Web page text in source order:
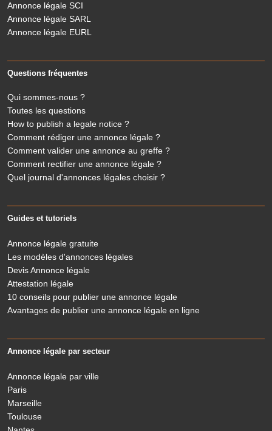
Annonce légale SCI
Annonce légale SARL
Annonce légale EURL
Questions fréquentes
Qui sommes-nous ?
Toutes les questions
How to publish a legale notice ?
Comment rédiger une annonce légale ?
Comment valider une annonce au greffe ?
Comment rectifier une annonce légale ?
Quel journal d'annonces légales choisir ?
Guides et tutoriels
Annonce légale gratuite
Les modèles d'annonces légales
Devis Annonce légale
Attestation légale
10 conseils pour publier une annonce légale
Avantages de publier une annonce légale en ligne
Annonce légale par secteur
Annonce légale par ville
Paris
Marseille
Toulouse